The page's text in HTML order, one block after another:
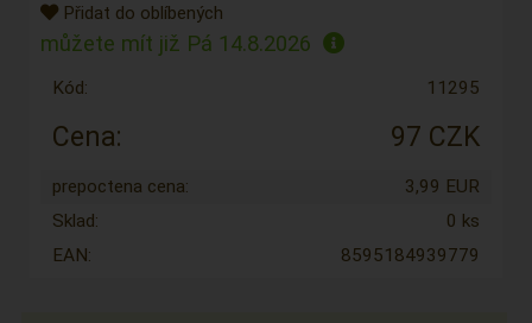
Přidat do oblíbených
můžete mít již Pá 14.8.2026
Kód: 11295
Cena: 97 CZK
prepoctena cena:
3,99 EUR
Sklad:
0 ks
EAN:
8595184939779